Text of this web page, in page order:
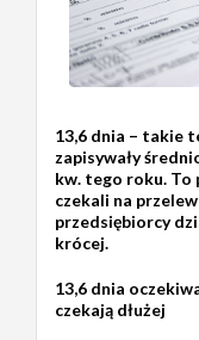
13,6 dnia – takie
zapisywały
kw. tego roku. To
czekali na
przedsiębiorcy
krócej.
13,6 dnia
czekają dłużej